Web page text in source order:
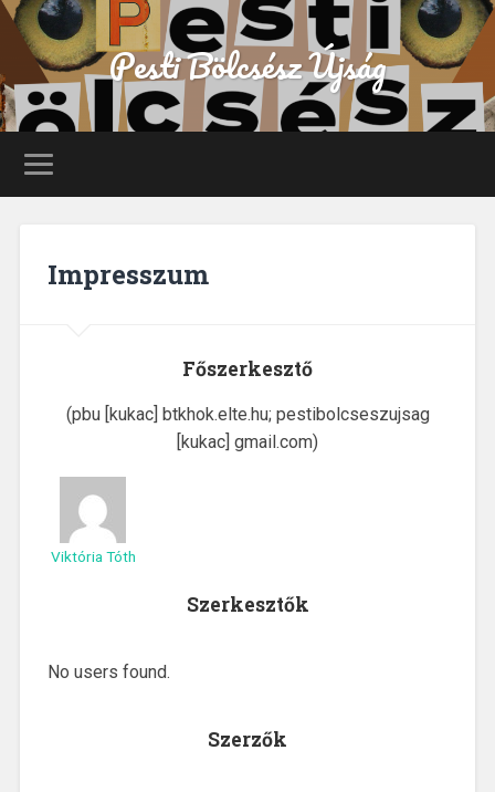
Pesti Bölcsész Újság
Impresszum
Főszerkesztő
(pbu [kukac] btkhok.elte.hu; pestibolcseszujsag
[kukac] gmail.com)
Viktória Tóth
Szerkesztők
No users found.
Szerzők